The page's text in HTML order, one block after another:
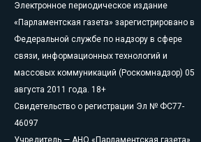
Электронное периодическое издание
«Парламентская газета» зарегистрировано в
Федеральной службе по надзору в сфере
связи, информационных технологий и
массовых коммуникаций (Роскомнадзор) 05
августа 2011 года. 18+
Свидетельство о регистрации Эл № ФС77-
46097
Учредитель — АНО «Парламентская газета»